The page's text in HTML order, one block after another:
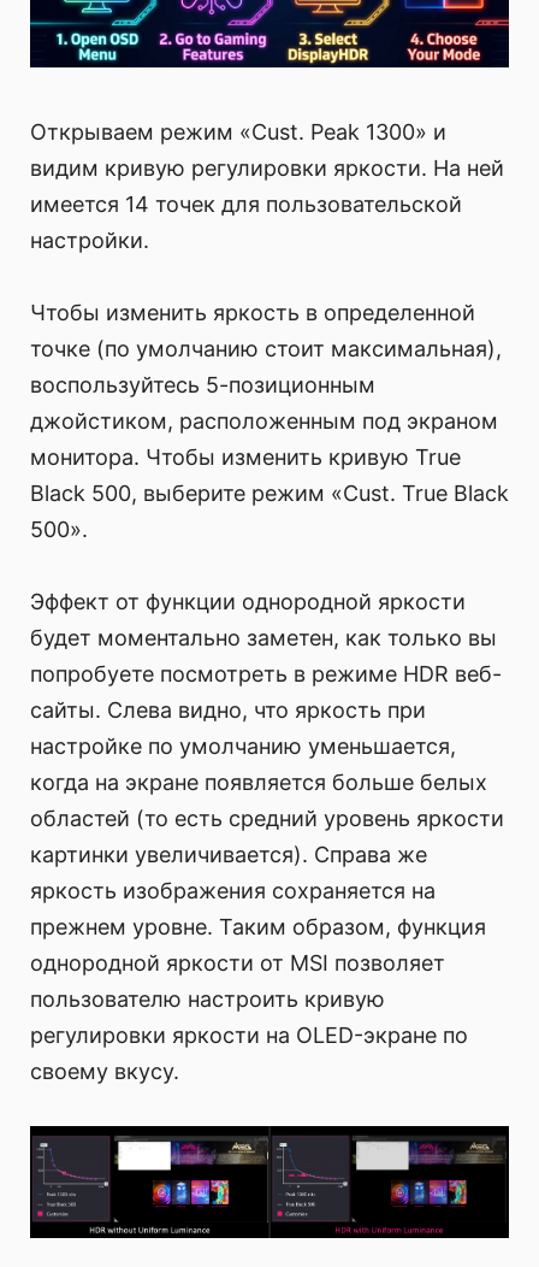
Открываем режим «Cust. Peak 1300» и
видим кривую регулировки яркости. На ней
имеется 14 точек для пользовательской
настройки.
Чтобы изменить яркость в определенной
точке (по умолчанию стоит максимальная),
воспользуйтесь 5-позиционным
джойстиком, расположенным под экраном
монитора. Чтобы изменить кривую True
Black 500, выберите режим «Cust. True Black
500».
Эффект от функции однородной яркости
будет моментально заметен, как только вы
попробуете посмотреть в режиме HDR веб-
сайты. Слева видно, что яркость при
настройке по умолчанию уменьшается,
когда на экране появляется больше белых
областей (то есть средний уровень яркости
картинки увеличивается). Справа же
яркость изображения сохраняется на
прежнем уровне. Таким образом, функция
однородной яркости от MSI позволяет
пользователю настроить кривую
регулировки яркости на OLED-экране по
своему вкусу.